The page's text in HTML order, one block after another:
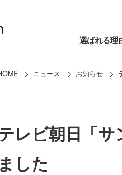
選ばれる理
ニュース お知らせ
レビ朝日「
ました